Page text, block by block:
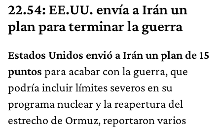
22.54: EE.UU. envía a Irán un
plan para terminar la guerra
Estados Unidos envió a Irán un plan de 15
puntos para acabar con la guerra, que
podría incluir límites severos en su
programa nuclear y la reapertura del
estrecho de Ormuz, reportaron varios